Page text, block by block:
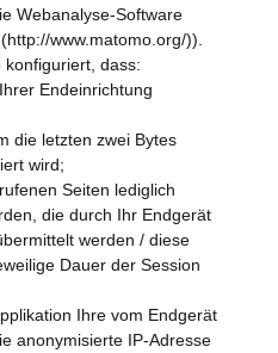
Webanalyse-Software
www.matomo.org/)).
dass:
Endeinrichtung
letzten zwei Bytes
wird;
Seiten lediglich
die durch Ihr Endgerät
werden / diese
Dauer der Session
Ihre vom Endgerät
anonymisierte IP-Adresse